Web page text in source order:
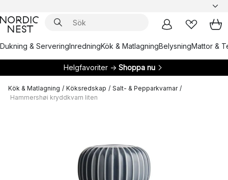
Dukning & ServeringInredningKök & MatlagningBelysningMattor &
Helgfavoriter → Shoppa nu
Kök & Matlagning / Köksredskap / Salt- & Pepparkvarnar /
Hammershøi kryddkvarn liten